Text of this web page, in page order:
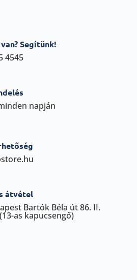
Segítünk!
4545
napján
átvétel
Bartók Béla út 86. II.
as kapucsengő)